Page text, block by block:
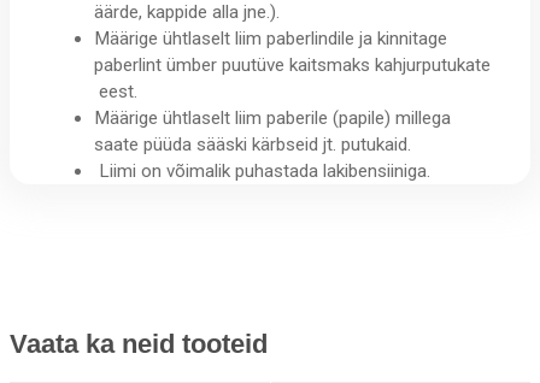
äärde, kappide alla jne.).
Määrige ühtlaselt liim paberlindile ja kinnitage
paberlint ümber puutüve kaitsmaks kahjurputukate
eest.
Määrige ühtlaselt liim paberile (papile) millega
saate püüda sääski kärbseid jt. putukaid.
Liimi on võimalik puhastada lakibensiiniga.
Vaata ka neid tooteid